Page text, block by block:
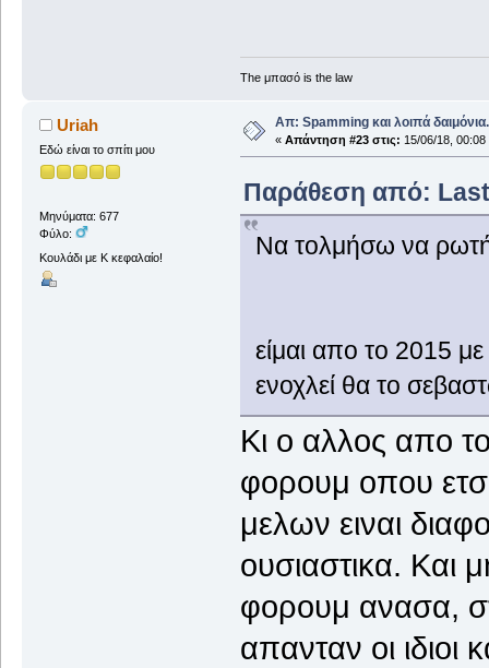
The μπασό is the law
Uriah
Εδώ είναι το σπίτι μου
Μηνύματα: 677
Φύλο:
Κουλάδι με Κ κεφαλαίο!
Απ: Spamming και λοιπά
« Απάντηση #23 στις: 15/06/18, 00:08
Παράθεση από:
Να τολμήσω να
είμαι απο το 2015
ενοχλεί θα το
Κι ο αλλος απο
φορουμ οπου
μελων ειναι
ουσιαστικα. Και
φορουμ ανασα,
απανταν οι ιδιοι